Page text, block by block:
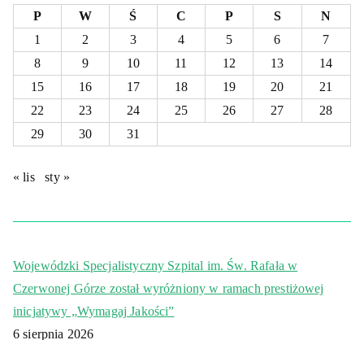
P
W Ś C P S
N
1
2 3 4 5 6
7
8
9 10 11 12 13
14
15
16 17 18 19 20
21
22
23 24 25 26 27
28
29
30 31
« lis sty »
Wojewódzki Specjalistyczny Szpital im. Św. Rafała w
Czerwonej Górze został wyróżniony w ramach prestiżowej
inicjatywy „Wymagaj Jakości”
6 sierpnia 2026